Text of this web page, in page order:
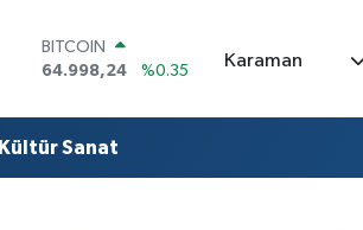
64.998,24
DOLAR
STERLİN
64,4811
%0.38
Karaman
Kültür Sanat